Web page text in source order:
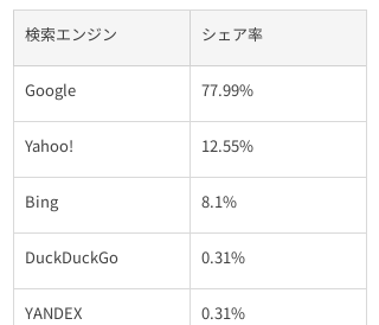
検索エンジン シェア率
Google 77.99%
Yahoo! 12.55%
Bing 8.1%
DuckDuckGo 0.31%
YANDEX 0.31%